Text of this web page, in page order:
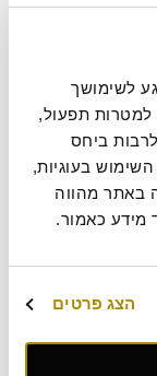
מידע כאמור.
הצג פרטים